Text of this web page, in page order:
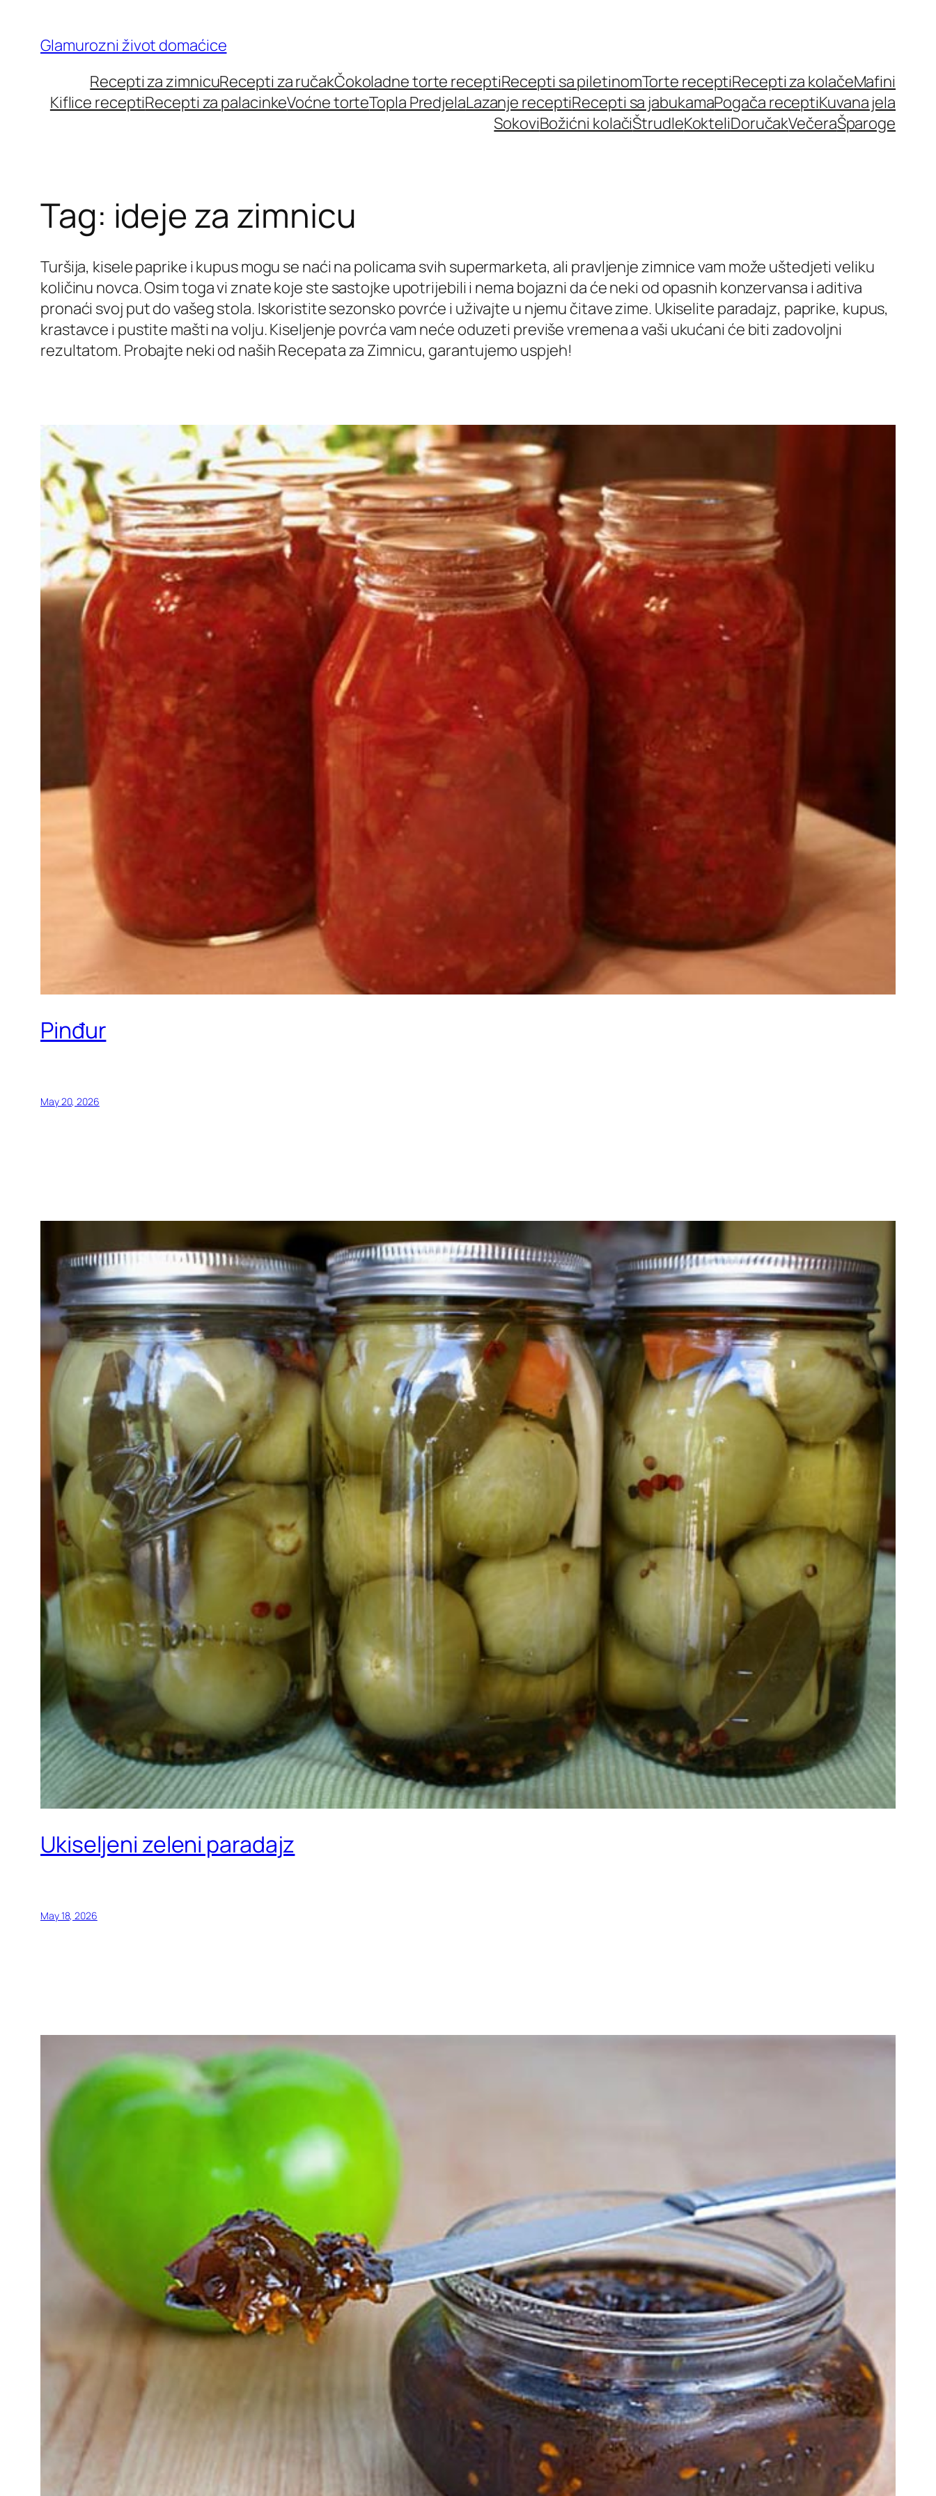
content
Glamurozni život domaćice
Recepti za zimnicuRecepti za ručakČokoladne torte receptiRecepti sa piletinomTorte receptiRecepti za kolačeMafini
Kiflice receptiRecepti za palacinkeVoćne torteTopla PredjelaLazanje receptiRecepti sa jabukamaPogača receptiKuvana jela
SokoviBožićni kolačiŠtrudleKokteliDoručakVečeraŠparoge
Tag: ideje za zimnicu
Turšija, kisele paprike i kupus mogu se naći na policama svih supermarketa, ali pravljenje zimnice vam može uštedjeti veliku
količinu novca. Osim toga vi znate koje ste sastojke upotrijebili i nema bojazni da će neki od opasnih konzervansa i aditiva
pronaći svoj put do vašeg stola. Iskoristite sezonsko povrće i uživajte u njemu čitave zime. Ukiselite paradajz, paprike, kupus,
krastavce i pustite mašti na volju. Kiseljenje povrća vam neće oduzeti previše vremena a vaši ukućani će biti zadovoljni
rezultatom. Probajte neki od naših Recepata za Zimnicu, garantujemo uspjeh!
Pinđur
May 20, 2026
Ukiseljeni zeleni paradajz
May 18, 2026